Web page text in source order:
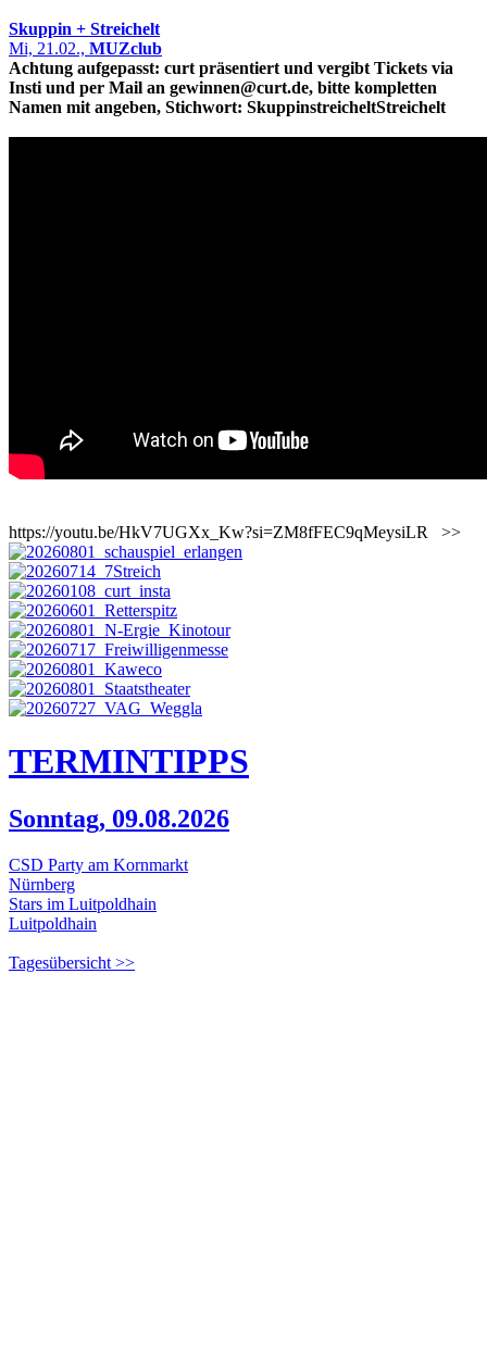
Skuppin + Streichelt
Mi, 21.02., MUZclub
Achtung aufgepasst: curt präsentiert und vergibt Tickets via
Insti und per Mail an gewinnen@curt.de, bitte kompletten
Namen mit angeben, Stichwort: SkuppinstreicheltStreichelt
https://youtu.be/HkV7UGXx_Kw?si=ZM8fFEC9qMeysiLR >>
TERMINTIPPS
Sonntag, 09.08.2026
CSD Party am Kornmarkt
Nürnberg
Stars im Luitpoldhain
Luitpoldhain
Tagesübersicht >>